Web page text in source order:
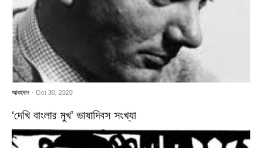
আবহমান - Oct 30, 2020
‘দেখি বাংলার মুখ’ ভাষাদিবস সংখ্যা